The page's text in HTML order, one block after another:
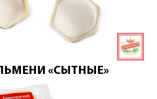
«СЫТНЫЕ»